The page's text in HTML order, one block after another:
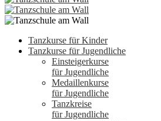
Tanzkurse für Kinder
Tanzkurse für Jugendliche
Einsteigerkurse
für Jugendliche
Medaillenkurse
für Jugendliche
Tanzkreise
für Jugendliche